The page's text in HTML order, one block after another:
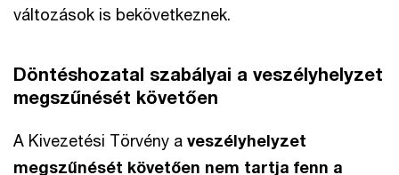
változások is bekövetkeznek.
Döntéshozatal szabályai a veszélyhelyzet
megszűnését követően
A Kivezetési Törvény a veszélyhelyzet
megszűnését követően nem tartja fenn a